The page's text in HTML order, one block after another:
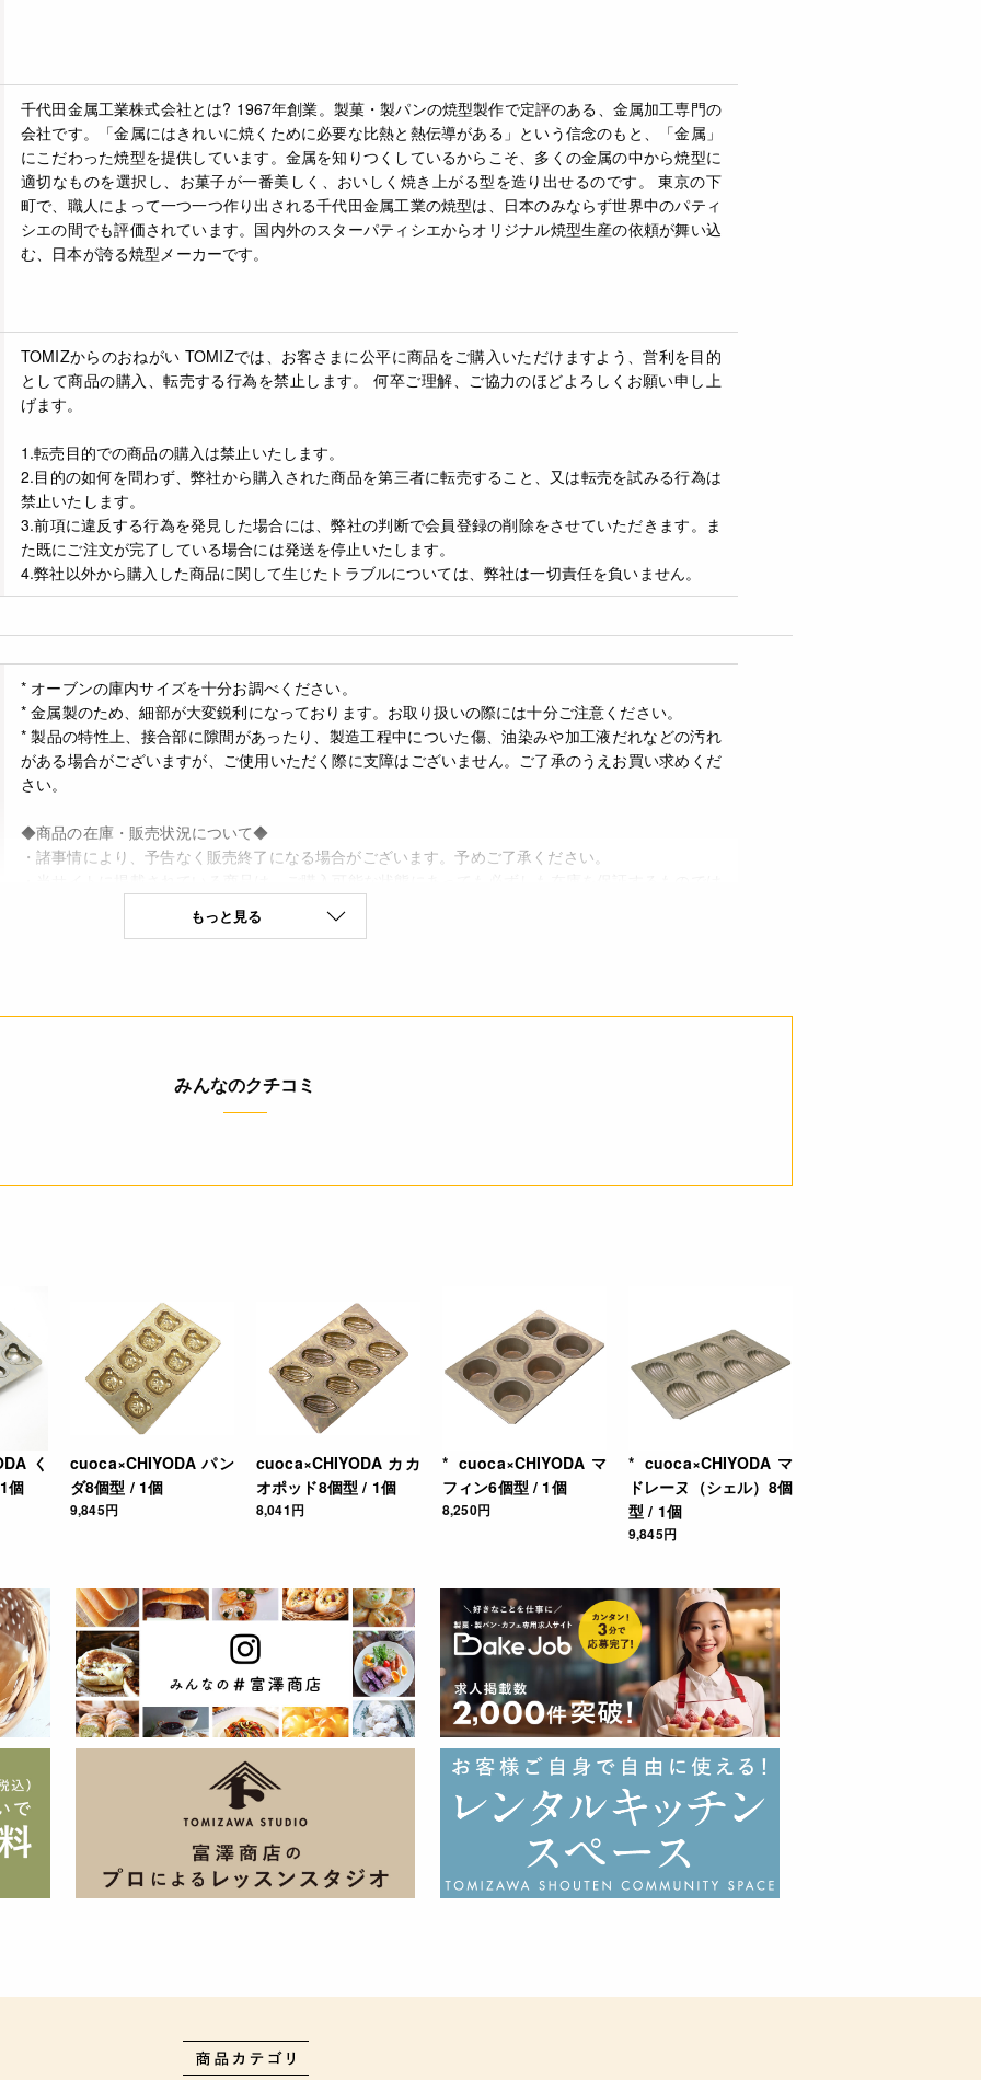
千代田金属工業株式会社とは? 1967年創業。製菓・製パンの焼型製作で定評のある、金属加工専門の
会社です。「金属にはきれいに焼くために必要な比熱と熱伝導がある」という信念のもと、「金属」
にこだわった焼型を提供しています。金属を知りつくしているからこそ、多くの金属の中から焼型に
適切なものを選択し、お菓子が一番美しく、おいしく焼き上がる型を造り出せるのです。 東京の下
町で、職人によって一つ一つ作り出される千代田金属工業の焼型は、日本のみならず世界中のパティ
シエの間でも評価されています。国内外のスターパティシエからオリジナル焼型生産の依頼が舞い込
む、日本が誇る焼型メーカーです。
TOMIZからのおねがい TOMIZでは、お客さまに公平に商品をご購入いただけますよう、営利を目的
として商品の購入、転売する行為を禁止します。 何卒ご理解、ご協力のほどよろしくお願い申し上
げます。
1.転売目的での商品の購入は禁止いたします。
2.目的の如何を問わず、弊社から購入された商品を第三者に転売すること、又は転売を試みる行為は
禁止いたします。
3.前項に違反する行為を発見した場合には、弊社の判断で会員登録の削除をさせていただきます。ま
た既にご注文が完了している場合には発送を停止いたします。
4.弊社以外から購入した商品に関して生じたトラブルについては、弊社は一切責任を負いません。
* オーブンの庫内サイズを十分お調べください。
* 金属製のため、細部が大変鋭利になっております。お取り扱いの際には十分ご注意ください。
* 製品の特性上、接合部に隙間があったり、製造工程中についた傷、油染みや加工液だれなどの汚れ
がある場合がございますが、ご使用いただく際に支障はございません。ご了承のうえお買い求めくだ
さい。
◆商品の在庫・販売状況について◆
・諸事情により、予告なく販売終了になる場合がございます。予めご了承ください。
＜ブリキ(シリコンコート)製品お取り扱い上の注意＞
・本品は製菓、製パン用品です。本来の目的以外には使用しないでください。
・はじめてご使用になる時は、台所用洗剤をつけた柔らかいスポンジで洗い、水気をよく拭き取って
※型離れのためだけではなく、型を保護するためにも必要です。凸凹のある型には、まんべんなくオ
・使用後は、型が冷めてから台所用洗剤をつけた柔らかいスポンジで洗い、水気をよく拭き取り十分
に乾燥させてください。熱の残ったオーブンに入れて、完全に乾燥させてから保管します。
・金属たわし、みがき粉、ナイフなどは表面を傷つけますので、ご使用にならないでください。
・食器洗浄機、食器乾燥機には入れないでください。
・製品に傷をつけたり、水気が残っているとサビの原因となります。
・長期間使用せず保管する場合は全体に薄く食用油を塗ってください。すり傷などからのサビを防止
できます。
4932503858047
もっと見る
みんなのクチコミ
く
個
cuoca×CHIYODA パン
ダ8個型 / 1個
9,845円
cuoca×CHIYODA カカ
オポッド8個型 / 1個
8,041円
* cuoca×CHIYODAマ
フィン6個型 / 1個
8,250円
* cuoca×CHIYODAマ
ドレーヌ（シェル）8個
型 / 1個
9,845円